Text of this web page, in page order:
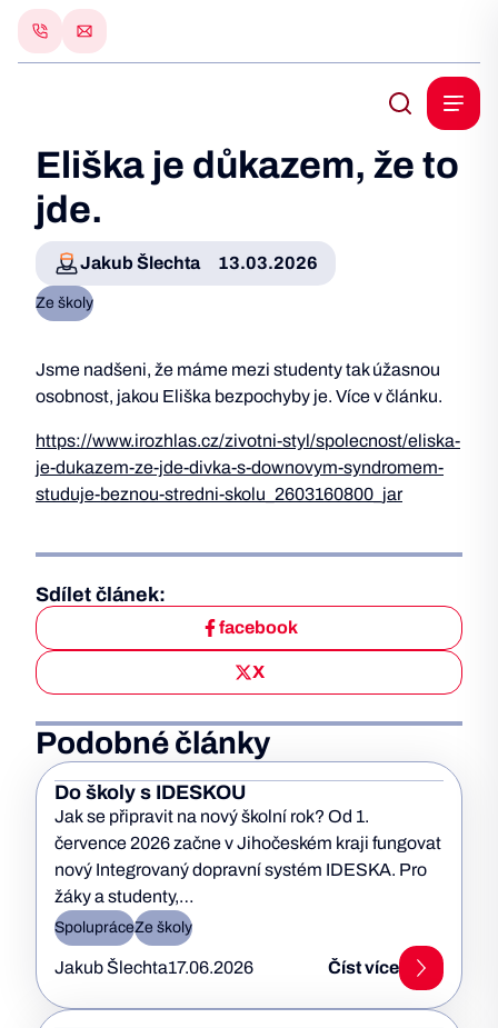
Eliška je důkazem, že to
jde.
Jakub Šlechta 13.03.2026
Ze školy
Jsme nadšeni, že máme mezi studenty tak úžasnou
osobnost, jakou Eliška bezpochyby je. Více v článku.
https://www.irozhlas.cz/zivotni-styl/spolecnost/eliska-
je-dukazem-ze-jde-divka-s-downovym-syndromem-
studuje-beznou-stredni-skolu_2603160800_jar
Sdílet článek:
facebook
X
Podobné články
Do školy s IDESKOU
Jak se připravit na nový školní rok? Od 1.
července 2026 začne v Jihočeském kraji fungovat
nový Integrovaný dopravní systém IDESKA. Pro
žáky a studenty,…
SpolupráceZe školy
Jakub Šlechta17.06.2026 Číst více